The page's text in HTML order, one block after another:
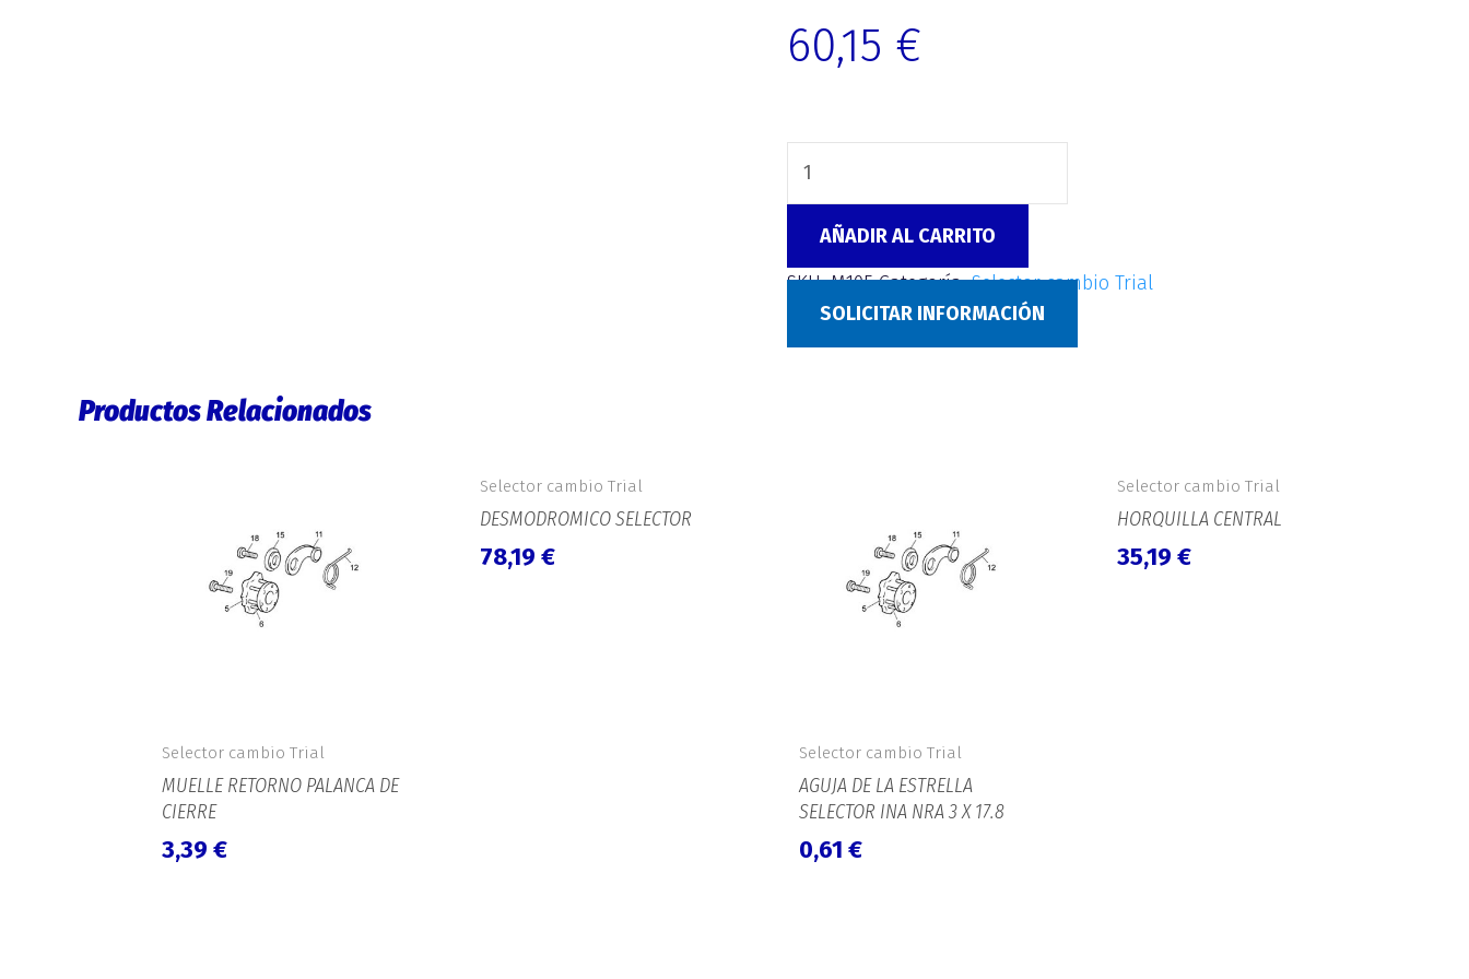
60,15 €
AÑADIR AL CARRITO
SKU:M105 Categoría:Selector cambio Trial
SOLICITAR INFORMACIÓN
Productos Relacionados
Selector cambio Trial
MUELLE RETORNO PALANCA DE
CIERRE
3,39 €
Selector cambio Trial
DESMODROMICO SELECTOR
78,19€
Selector cambio Trial
AGUJA DE LA ESTRELLA
SELECTOR INA NRA 3 X 17.8
0,61 €
Selector cambio Trial
HORQUILLA CENTRAL
35,19€